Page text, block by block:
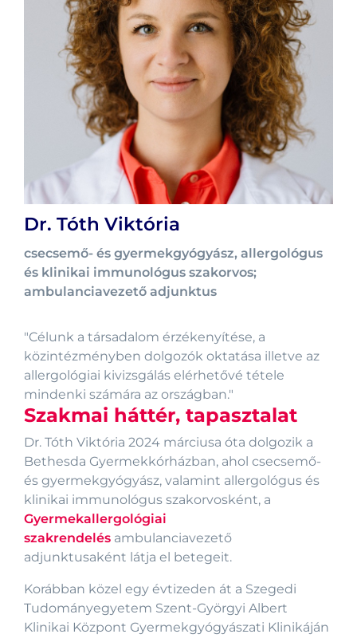
Dr. Tóth Viktória
csecsemő- és gyermekgyógyász, allergológus
és klinikai immunológus szakorvos;
ambulanciavezető adjunktus
"Célunk a társadalom érzékenyítése, a
közintézményben dolgozók oktatása illetve az
allergológiai kivizsgálás elérhetővé tétele
Szakmai háttér, tapasztalat
Dr. Tóth Viktória 2024 márciusa óta dolgozik a
Bethesda Gyermekkórházban, ahol csecsemő-
és gyermekgyógyász, valamint allergológus és
klinikai immunológus szakorvosként, a
Gyermekallergológiai
szakrendelés ambulanciavezető
adjunktusaként látja el betegeit.
Korábban közel egy évtizeden át a Szegedi
Tudományegyetem Szent-Györgyi Albert
Klinikai Központ Gyermekgyógyászati Klinikáján